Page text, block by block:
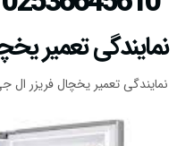
نمایندگی تعمیر
نمایندگی تعمیر یخچال فریزر ال